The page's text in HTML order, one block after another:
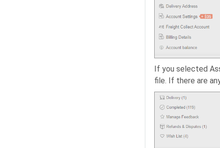
If you selected
file. If there are